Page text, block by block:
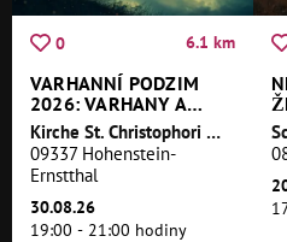
0 6.1 km
VARHANNÍ PODZIM
2026: VARHANY A
POEZIE
Kirche St. Christophori Hohenstein-Ernstthal
09337 Hohenstein-
Ernstthal
30.08.26
19:00 - 21:00 hodiny